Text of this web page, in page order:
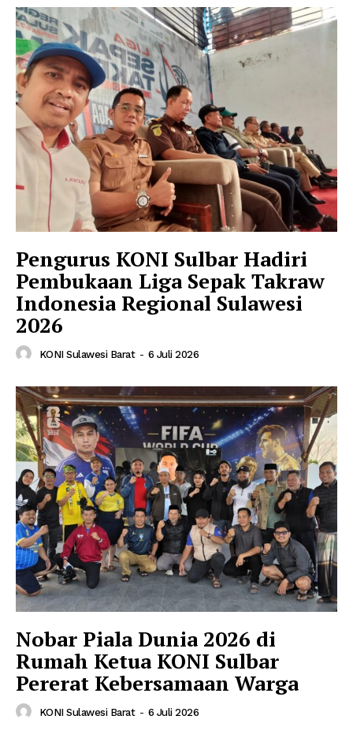
Pengurus KONI Sulbar Hadiri
Pembukaan Liga Sepak Takraw
Indonesia Regional Sulawesi
2026
KONI Sulawesi Barat - 6 Juli 2026
Nobar Piala Dunia 2026 di
Rumah Ketua KONI Sulbar
Pererat Kebersamaan Warga
KONI Sulawesi Barat - 6 Juli 2026